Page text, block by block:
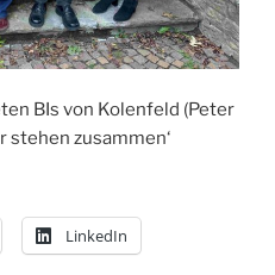
BIs von Kolenfeld (Peter
stehen zusammen‘
LinkedIn